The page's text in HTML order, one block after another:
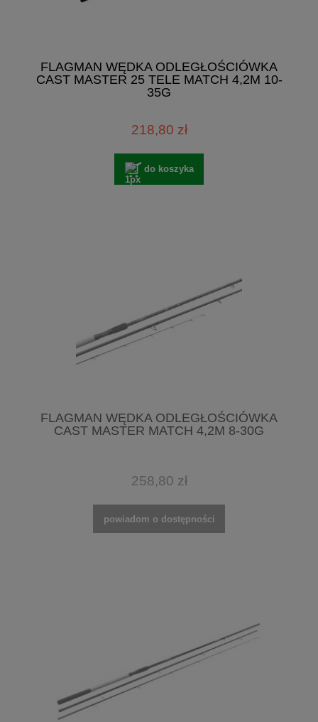
FLAGMAN WĘDKA ODLEGŁOŚCIÓWKA
CAST MASTER 25 TELE MATCH 4,2M 10-
35G
218,80 zł
do koszyka
FLAGMAN WĘDKA ODLEGŁOŚCIÓWKA
CAST MASTER MATCH 4,2M 8-30G
258,80 zł
powiadom o dostępności